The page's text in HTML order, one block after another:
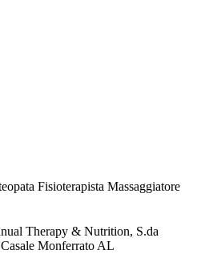
Fisioterapista Massaggiatore
Therapy & Nutrition, S.da
Monferrato AL